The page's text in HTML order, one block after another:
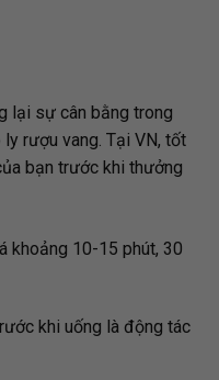
lại sự cân bằng trong
rượu vang. Tại VN, tốt
bạn trước khi thưởng
khoảng 10-15 phút, 30
khi uống là động tác